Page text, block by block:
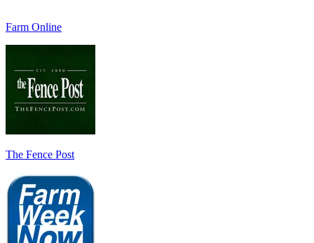
Farm Online
The Fence Post